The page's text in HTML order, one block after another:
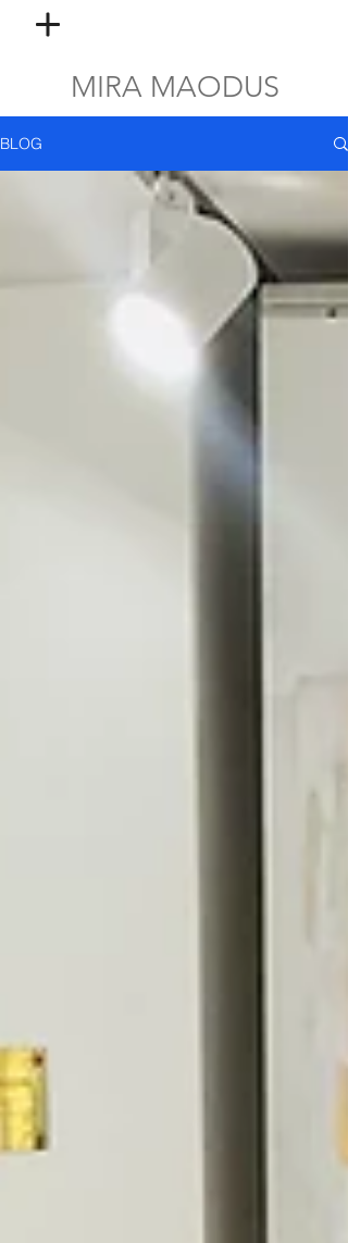
MIRA MAODUS
BLOG